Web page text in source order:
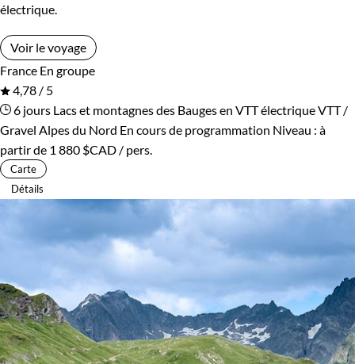
électrique.
Voir le voyage
France En groupe
4,78 / 5
6 jours Lacs et montagnes des Bauges en VTT électriqueVTT /
Gravel Alpes du Nord En cours de programmation Niveau : à
partir de 1 880 $CAD / pers.
Carte
Détails